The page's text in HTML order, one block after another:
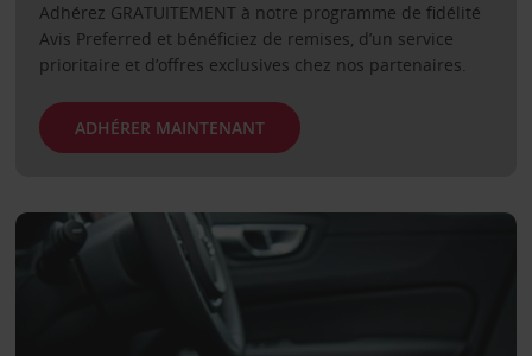
Adhérez GRATUITEMENT à notre programme de fidélité
Avis Preferred et bénéficiez de remises, d’un service
prioritaire et d’offres exclusives chez nos partenaires.
ADHÉRER MAINTENANT